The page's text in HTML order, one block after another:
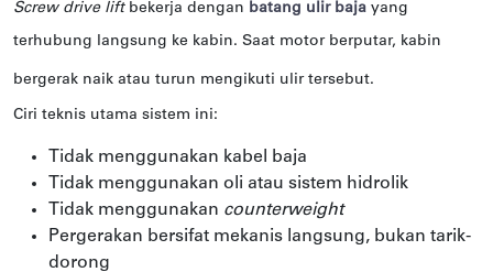
Screw drive liftbekerja dengan batang ulir baja yang
terhubung langsung ke kabin. Saat motor berputar, kabin
bergerak naik atau turun mengikuti ulir tersebut.
Ciri teknis utama sistem ini:
Tidak menggunakan kabel baja
Tidak menggunakan oli atau sistem hidrolik
Tidak menggunakan counterweight
Pergerakan bersifat mekanis langsung, bukan tarik-
dorong